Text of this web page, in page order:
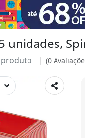
(0